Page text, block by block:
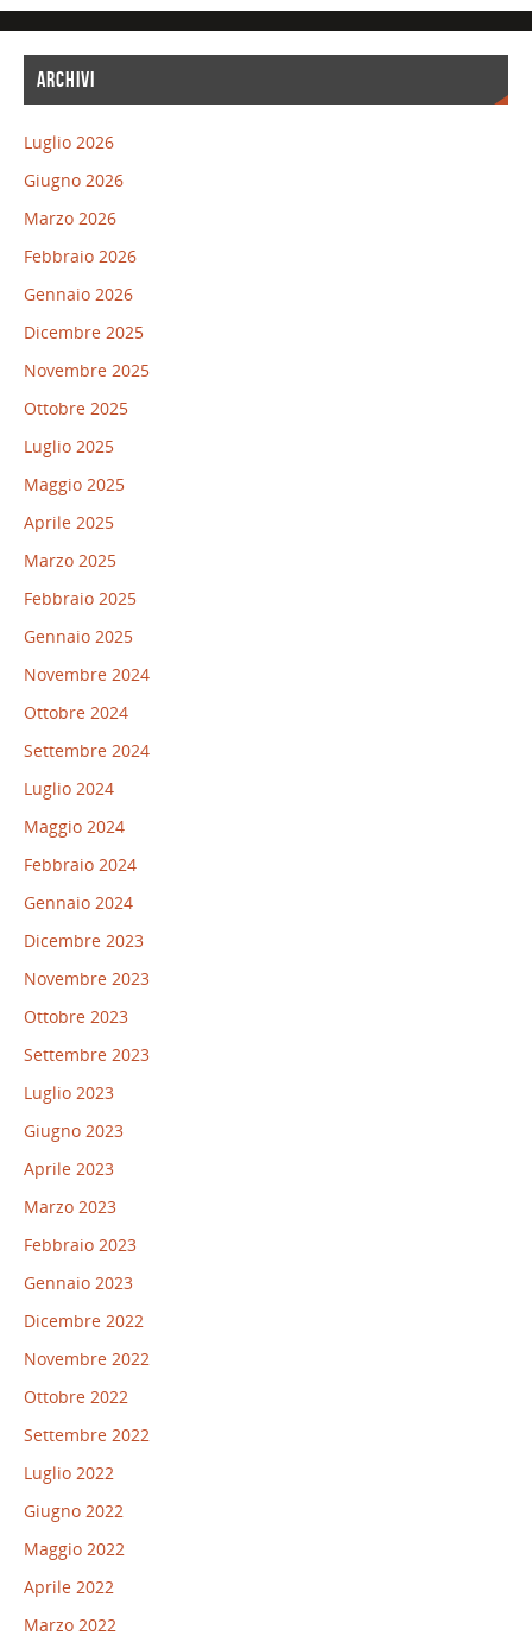
ARCHIVI
Luglio 2026
Giugno 2026
Marzo 2026
Febbraio 2026
Gennaio 2026
Dicembre 2025
Novembre 2025
Ottobre 2025
Luglio 2025
Maggio 2025
Aprile 2025
Marzo 2025
Febbraio 2025
Gennaio 2025
Novembre 2024
Ottobre 2024
Settembre 2024
Luglio 2024
Maggio 2024
Febbraio 2024
Gennaio 2024
Dicembre 2023
Novembre 2023
Ottobre 2023
Settembre 2023
Luglio 2023
Giugno 2023
Aprile 2023
Marzo 2023
Febbraio 2023
Gennaio 2023
Dicembre 2022
Novembre 2022
Ottobre 2022
Settembre 2022
Luglio 2022
Giugno 2022
Maggio 2022
Aprile 2022
Marzo 2022